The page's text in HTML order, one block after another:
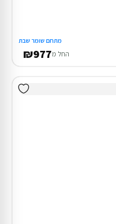
מתחם שומר שבת
החל מ₪977